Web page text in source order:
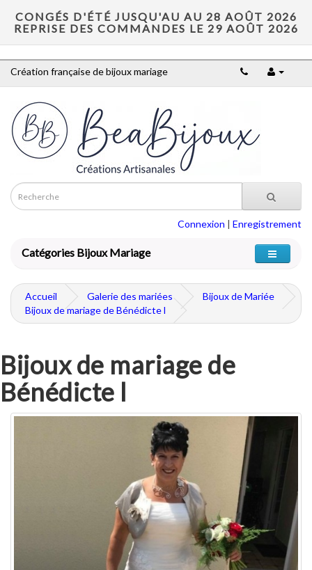
CONGÉS D'ÉTÉ JUSQU'AU AU 28 AOÛT 2026
REPRISE DES COMMANDES LE 29 AOÛT 2026
Création française de bijoux mariage
Connexion | Enregistrement
Catégories Bijoux Mariage
Accueil Galerie des mariées
Bijoux de Mariée
Bijoux de mariage de Bénédicte l
Bijoux de mariage de
Bénédicte l